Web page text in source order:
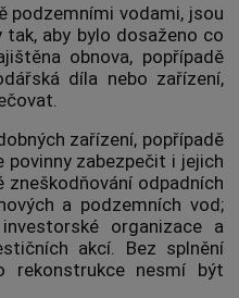
podzemními vodami, jsou
aby bylo dosaženo co
obnova, popřípadě
díla nebo zařízení,
zařízení, popřípadě
zabezpečit i jejich
zneškodňování odpadních
a podzemních vod;
organizace a
akcí. Bez splnění
rekonstrukce nesmí být